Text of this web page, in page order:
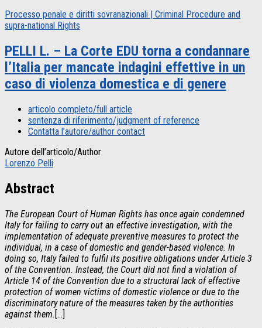
Processo penale e diritti sovranazionali | Criminal Procedure and
supra-national Rights
PELLI L. – La Corte EDU torna a condannare
l’Italia per mancate indagini effettive in un
caso di violenza domestica e di genere
articolo completo/full article
sentenza di riferimento/judgment of reference
Contatta l’autore/author contact
Autore dell’articolo/Author
Lorenzo Pelli
Abstract
The European Court of Human Rights has once again condemned
Italy for failing to carry out an effective investigation, with the
implementation of adequate preventive measures to protect the
individual, in a case of domestic and gender-based violence. In
doing so, Italy failed to fulfil its positive obligations under Article 3
of the Convention. Instead, the Court did not find a violation of
Article 14 of the Convention due to a structural lack of effective
protection of women victims of domestic violence or due to the
discriminatory nature of the measures taken by the authorities
against them. […]